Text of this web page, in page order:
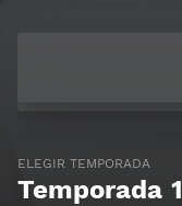
ELEGIR TEMPORADA
Temporada 1